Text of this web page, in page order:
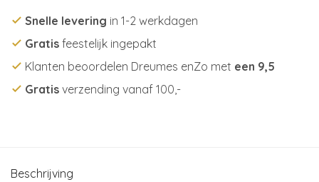
Snelle levering in 1-2 werkdagen
Gratis feestelijk ingepakt
Klanten beoordelen Dreumes enZo met een 9,5
Gratis verzending vanaf 100,-
Beschrijving